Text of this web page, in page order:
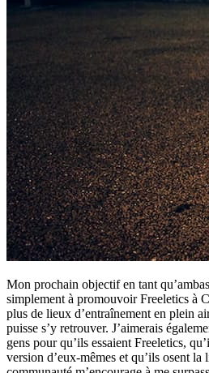
Mon prochain objectif en tant
simplement à promouvoir Freeletics à
plus de lieux d’entraînement en plein
puisse s’y retrouver. J’aimerais
gens pour qu’ils essaient Freeletics,
version d’eux-mêmes et qu’ils osent la